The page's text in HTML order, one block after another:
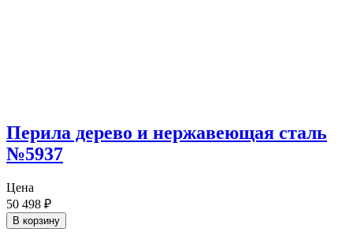
Перила дерево и нержавеющая сталь
№5937
Цена
50 498 ₽
В корзину